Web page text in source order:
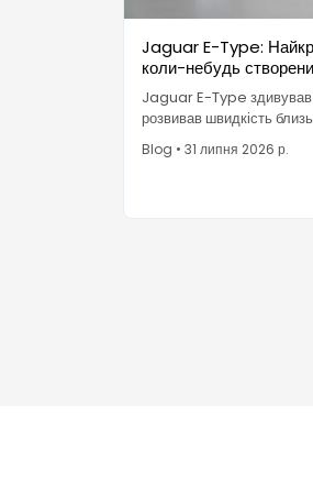
Jaguar E-Type:
коли-небудь
Jaguar E-Type здивував
розвивав швидкість
половину ціни Ferrari і
який Музей сучасного
Blog • 31 липня 2026 р.